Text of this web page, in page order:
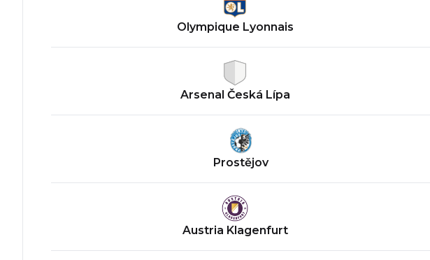
Olympique Lyonnais
Arsenal Česká Lípa
Prostějov
Austria Klagenfurt